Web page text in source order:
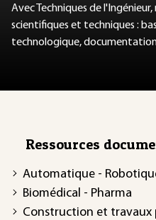
Avec Techniques de
scientifiques et techniques :
technologique,
Ressources
Automatique -
Biomédical - Pharma
Construction et travaux